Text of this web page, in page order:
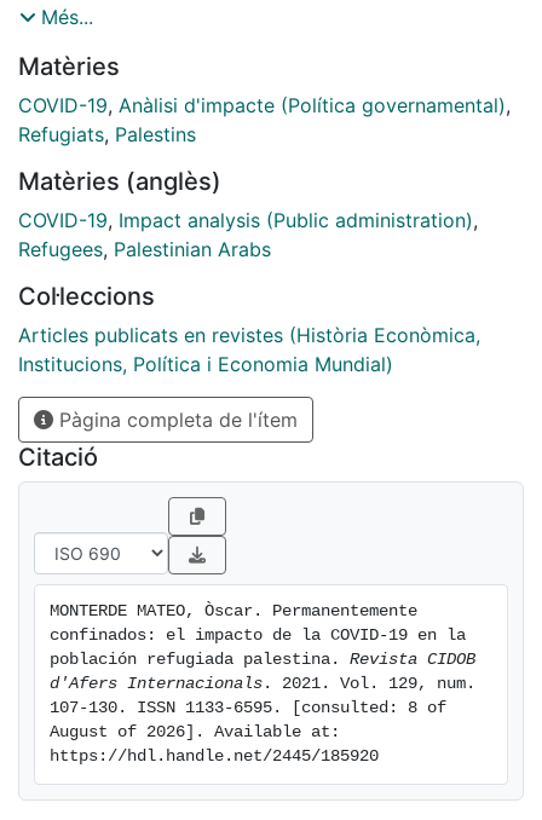
operaciones de la Agencia de Naciones Unidas para
inglés), poniendo el foco en los campamentos de
refugiados y en cómo la pandemia ha agudizado su
situación de aislamiento, exclusión y desprotección.
análisis comparado sobre algunas cuestiones claves
de los efectos de la COVID-19 en las poblaciones de
refugiados de larga duración: el impacto en los
suburbializados, la superposición de situaciones de
emergencia prolongada, así como las deficiencias
acumuladas en los sistemas de protección y acogida
en entornos de conflicto armado y de exclusión.
Més...
Matèries
COVID-19, Anàlisi d'impacte (Política governamental),
Refugiats, Palestins
Matèries (anglès)
COVID-19, Impact analysis (Public administration),
Refugees, Palestinian Arabs
Col·leccions
Articles publicats en revistes (Història Econòmica,
Institucions, Política i Economia Mundial)
Pàgina completa de l'ítem
Citació
MONTERDE MATEO, Òscar. Permanentemente
confinados: el impacto de la COVID-19 en la
población refugiada palestina. Revista CIDOB
d'Afers Internacionals . 2021. Vol. 129, num.
107-130. ISSN 1133-6595. [consulted: 8 of
August of 2026]. Available at:
https://hdl.handle.net/2445/185920